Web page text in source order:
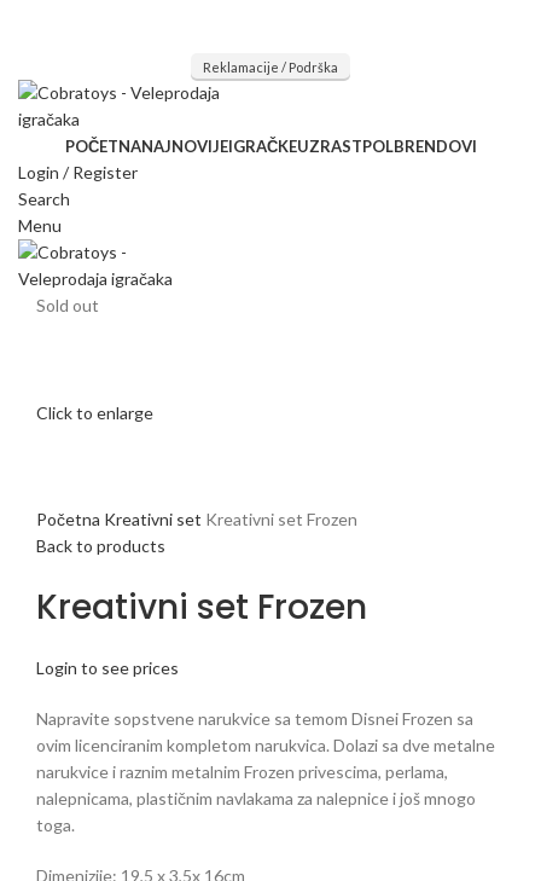
Reklamacije / Podrška
POČETNANAJNOVIJEIGRAČKEUZRASTPOLBRENDOVI
Login / Register
Search
Menu
Sold out
Click to enlarge
Početna Kreativni set Kreativni set Frozen
Back to products
Kreativni set Frozen
Login to see prices
Napravite sopstvene narukvice sa temom Disnei Frozen sa
ovim licenciranim kompletom narukvica. Dolazi sa dve metalne
narukvice i raznim metalnim Frozen privescima, perlama,
nalepnicama, plastičnim navlakama za nalepnice i još mnogo
toga.
Dimenizije: 19,5 x 3,5x 16cm